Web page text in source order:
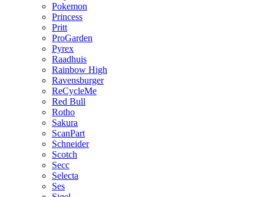
Pokemon
Princess
Pritt
ProGarden
Pyrex
Raadhuis
Rainbow High
Ravensburger
ReCycleMe
Red Bull
Rotho
Sakura
ScanPart
Schneider
Scotch
Secc
Selecta
Ses